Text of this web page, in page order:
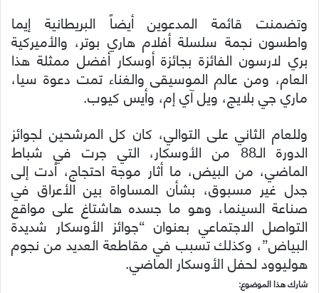
وتضمنت قائمة المدعوين أيضاً البريطانية إيما
واطسون نجمة سلسلة أفلام هاري بوتر، والأميركية
بري لارسون الفائزة بجائزة أوسكار أفضل ممثلة هذا
العام، ومن عالم الموسيقى والغناء تمت دعوة سيا،
ماري جي بلايج، ويل آي إم، وأيس كيوب.
وللعام الثاني على التوالي، كان كل المرشحين لجوائز
الدورة الـ88 من الأوسكار، التي جرت في شباط
الماضي، من البيض، ما أثار موجة احتجاج، أدت إلى
جدل غير مسبوق، بشأن المساواة بين الأعراق في
صناعة السينما، وهو ما جسده هاشتاغ على مواقع
التواصل الاجتماعي بعنوان “جوائز الأوسكار شديدة
البياض”، وكذلك تسبب في مقاطعة العديد من نجوم
هوليوود لحفل الأوسكار الماضي.
شارك هذا الموضوع: